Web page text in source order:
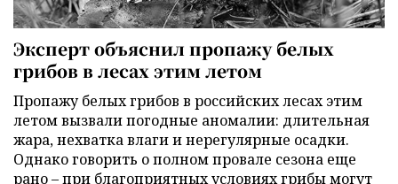
Эксперт объяснил пропажу белых
грибов в лесах этим летом
Пропажу белых грибов в российских лесах этим
летом вызвали погодные аномалии: длительная
жара, нехватка влаги и нерегулярные осадки.
Однако говорить о полном провале сезона еще
рано – при благоприятных условиях грибы могут